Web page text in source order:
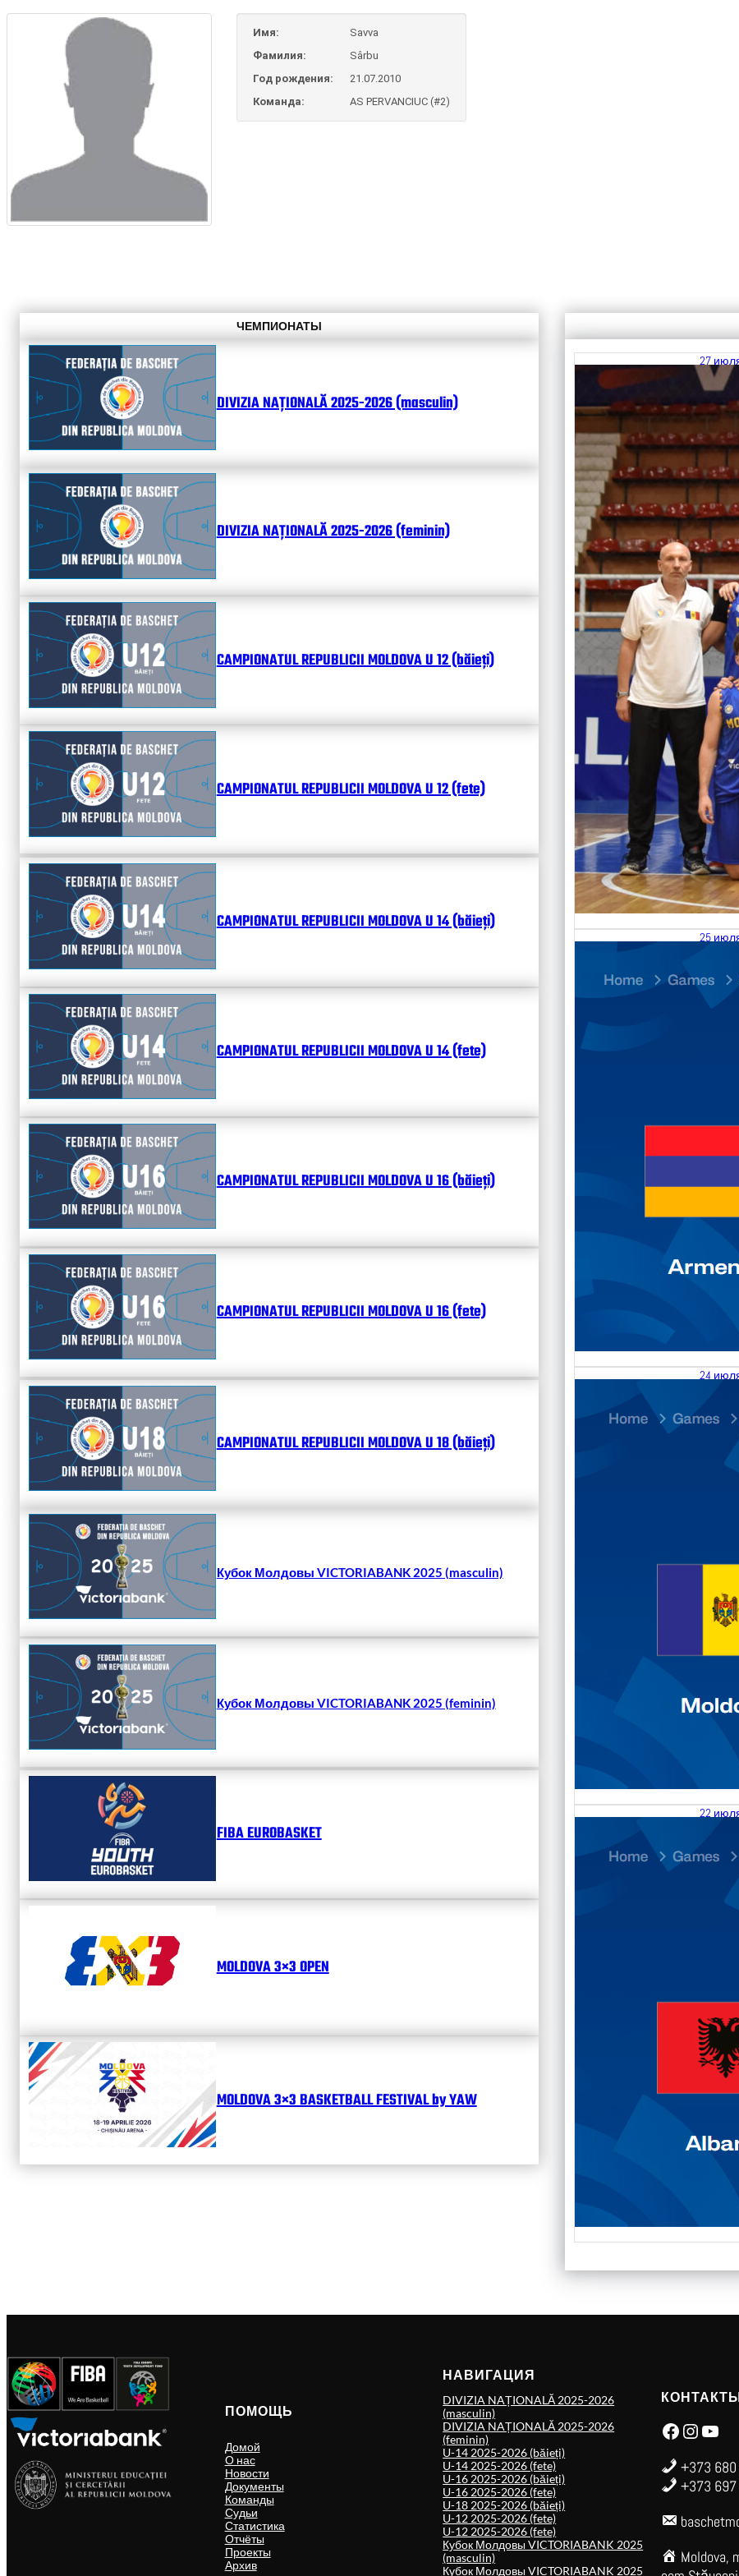
Имя:
Savva
Фамилия:
Sârbu
Год рождения:
21.07.2010
Команда:
AS PERVANCIUC (#2)
ЧЕМПИОНАТЫ
DIVIZIA NAȚIONALĂ 2025-2026 (masculin)
DIVIZIA NAȚIONALĂ 2025-2026 (feminin)
CAMPIONATUL REPUBLICII MOLDOVA U 12 (băieți)
CAMPIONATUL REPUBLICII MOLDOVA U 12 (fete)
CAMPIONATUL REPUBLICII MOLDOVA U 14 (băieți)
CAMPIONATUL REPUBLICII MOLDOVA U 14 (fete)
CAMPIONATUL REPUBLICII MOLDOVA U 16 (băieți)
CAMPIONATUL REPUBLICII MOLDOVA U 16 (fete)
CAMPIONATUL REPUBLICII MOLDOVA U 18 (băieți)
Кубок Молдовы VICTORIABANK 2025 (masculin)
Кубок Молдовы VICTORIABANK 2025 (feminin)
FIBA EUROBASKET
MOLDOVA 3×3 OPEN
MOLDOVA 3×3 BASKETBALL FESTIVAL by YAW
27
Итоги
25
24
22
ПОМОЩЬ
Домой
О нас
Новости
Документы
Команды
Судьи
Статистика
Отчёты
Проекты
Архив
НАВИГАЦИЯ
DIVIZIA NAȚIONALĂ 2025-2026
(masculin)
DIVIZIA NAȚIONALĂ 2025-2026
(feminin)
U-14 2025-2026 (băieți)
U-14 2025-2026 (fete)
U-16 2025-2026 (băieți)
U-16 2025-2026 (fete)
U-18 2025-2026 (băieți)
U-12 2025-2026 (fete)
U-12 2025-2026 (fete)
Кубок Молдовы VICTORIABANK 2025
(masculin)
Кубок Молдовы VICTORIABANK 2025
Facebook Instagram YouTube
+373
+373
Moldova,